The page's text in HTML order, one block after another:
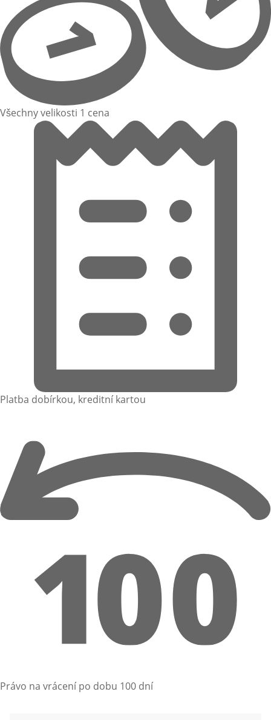
Všechny velikosti 1 cena
Platba dobírkou, kreditní kartou
Právo na vrácení po dobu 100 dní